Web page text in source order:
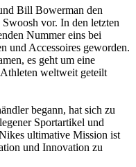
Bill Bowerman den
vor. In den letzten
Nummer eins bei
und Accessoires geworden.
es geht um eine
weltweit geteilt
begann, hat sich zu
Sportartikel und
ultimative Mission ist
und Innovation zu